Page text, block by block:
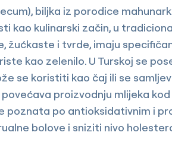
biljka iz porodice
kao kulinarski začin, u
žućkaste i tvrde, imaju
kao zelenilo. U Turskoj se
se koristiti kao čaj ili se
proizvodnju mlijeka
poznata po antioksidativnim i
bolove i sniziti nivo